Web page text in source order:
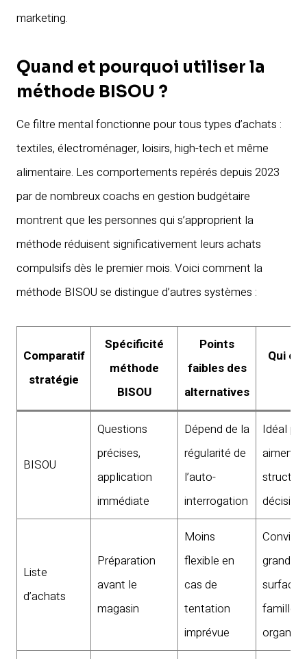
marketing.
Quand et pourquoi utiliser la
méthode BISOU ?
Ce filtre mental fonctionne pour tous types d’achats :
textiles, électroménager, loisirs, high-tech et même
alimentaire. Les comportements repérés depuis 2023
par de nombreux coachs en gestion budgétaire
montrent que les personnes qui s’approprient la
méthode réduisent significativement leurs achats
compulsifs dès le premier mois. Voici comment la
méthode BISOU se distingue d’autres systèmes :
Comparatif
stratégie
Spécificité
méthode
BISOU
Points
faibles des
alternatives
Qui
BISOU
Questions
précises,
application
immédiate
Dépend de la
régularité de
l’auto-
interrogation
Idéal
aiment
Liste
d’achats
Préparation
avant le
magasin
Moins
flexible en
cas de
tentation
imprévue
grandes
surfaces,
familles